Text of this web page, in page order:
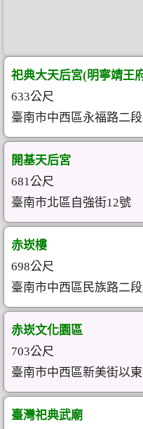
祀典大天后宮(明寧靖王
633公尺
臺南市中西區永福路二
開基天后宮
681公尺
臺南市北區自強街12號
赤崁樓
698公尺
臺南市中西區民族路二
赤崁文化園區
703公尺
臺南市中西區新美街以
臺灣祀典武廟